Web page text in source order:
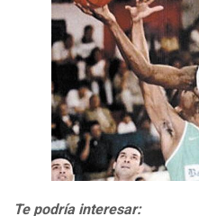
Te podría interesar: